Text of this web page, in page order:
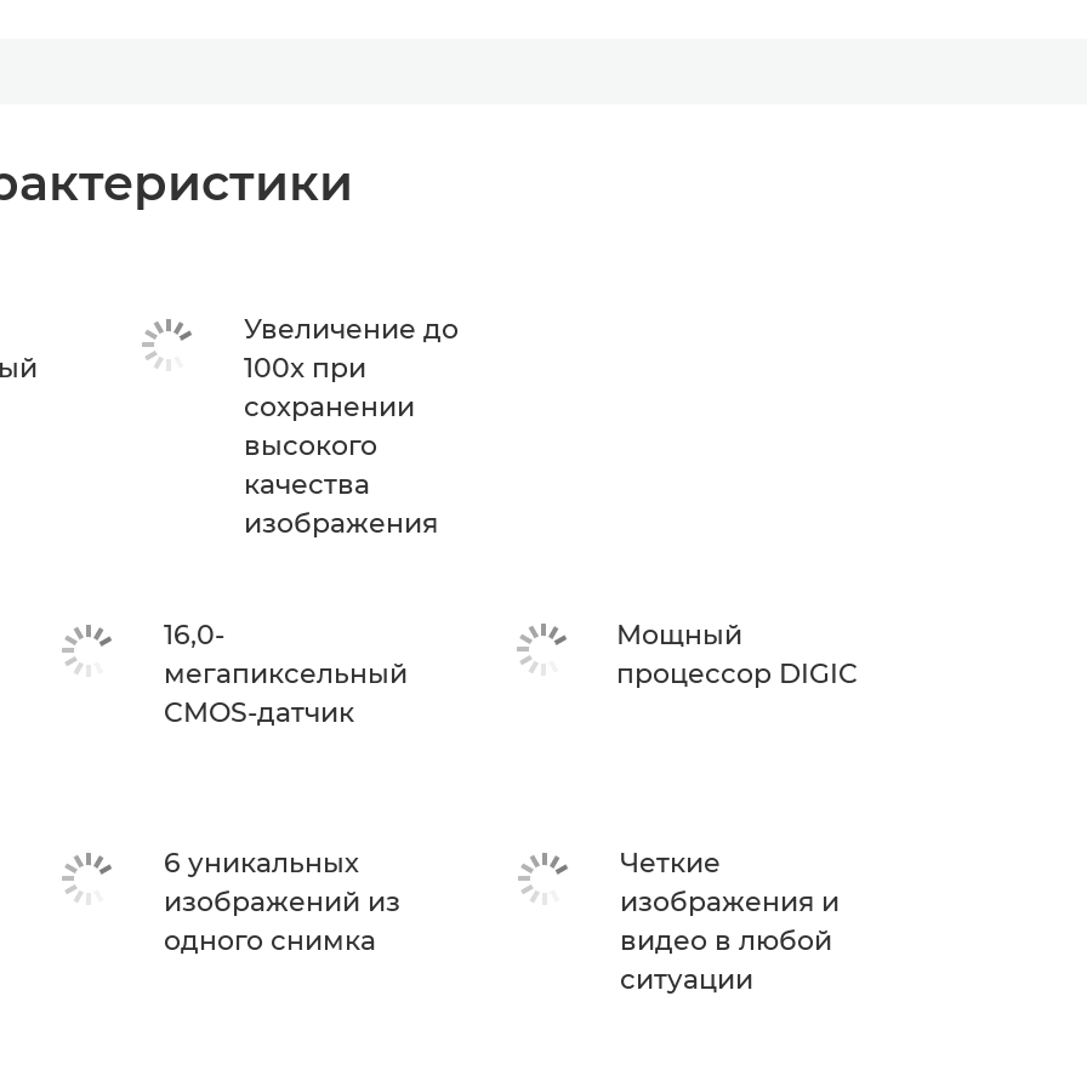
Увеличение до
100x при
сохранении
высокого
качества
изображения
16,0-
мегапиксельный
CMOS-датчик
Мощный
процессор DIGIC
6 уникальных
изображений из
одного снимка
Четкие
изображения и
видео в любой
ситуации